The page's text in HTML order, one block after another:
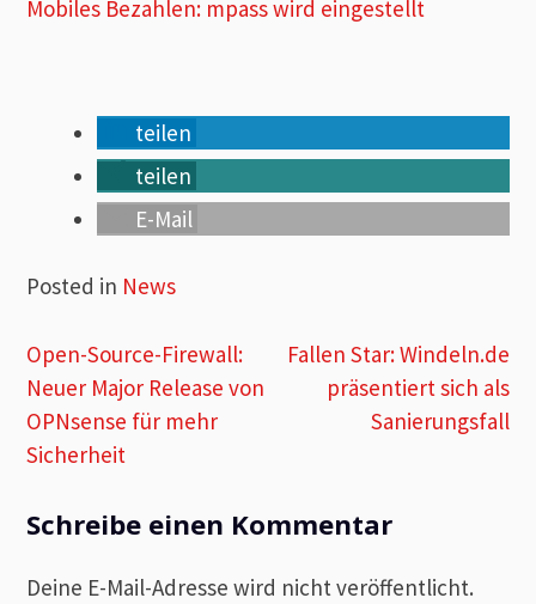
Mobiles Bezahlen: mpass wird eingestellt
teilen
teilen
E-Mail
Posted in News
Beitragsnavigation
Open-Source-Firewall:
Neuer Major Release von
OPNsense für mehr
Sicherheit
Fallen Star: Windeln.de
präsentiert sich als
Sanierungsfall
Schreibe einen Kommentar
Deine E-Mail-Adresse wird nicht veröffentlicht.